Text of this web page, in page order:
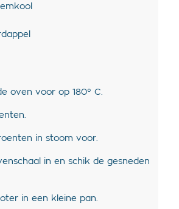
oven voor op 180° C.
in stoom voor.
in en schik de gesneden
in een kleine pan.